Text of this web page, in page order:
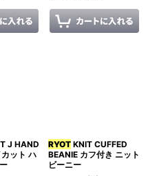
J HAND
ット ハ
RYOTKNIT CUFFED
BEANIE カフ付き ニット
ビーニー